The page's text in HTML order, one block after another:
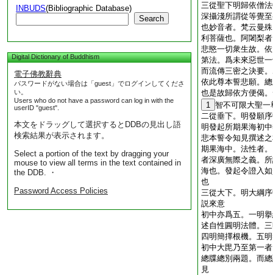
INBUDS(Bibliographic Database)
Search
Digital Dictionary of Buddhism
電子佛教辭典
パスワードがない場合は「guest」でログインしてくださ
い。
Users who do not have a password can log in with the
userID "guest".
本文をドラッグして選択するとDDBの見出し語
検索結果が表示されます。
Select a portion of the text by dragging your
mouse to view all terms in the text contained in
the DDB. ・
Password Access Policies
三從聖下明歸依僧
深攝淺所謂從等覺
也妙音者。梵云曼
利菩薩也。阿闍梨
悲愍一切衆生故。
第法。爲未來惡世
而流傳三密之決要
依此尊本誓悲願。
也是故歸依方便偈
1 智不可限大聖一
二從垂下。明發願
明發起所期果海初
悲本誓令知見撰述
期果海中。法性者
者深廣無際之義。
海也。發起令證入
也
三從大下。明大綱
説來意
初中亦爲五。一明
述自性圓明法體。
四明簡擇根機。五
初中大毘乃至第一
總牒總別兩題。而
見